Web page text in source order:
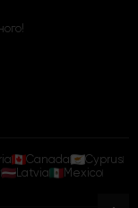
Canada
Cyprus
Latvia
Mexico